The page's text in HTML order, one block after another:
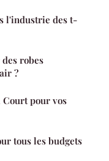
l'industrie des t-
robes
?
pour vos
tous les budgets